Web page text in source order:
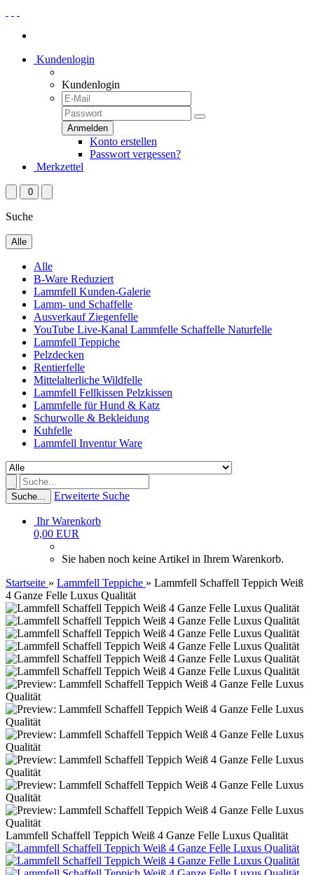
Kundenlogin
Kundenlogin
Konto erstellen
Passwort vergessen?
Merkzettel
0
Suche
Alle
Alle
B-Ware Reduziert
Lammfell Kunden-Galerie
Lamm- und Schaffelle
Ausverkauf Ziegenfelle
YouTube Live-Kanal Lammfelle Schaffelle Naturfelle
Lammfell Teppiche
Pelzdecken
Rentierfelle
Mittelalterliche Wildfelle
Lammfell Fellkissen Pelzkissen
Lammfelle für Hund & Katz
Schurwolle & Bekleidung
Kuhfelle
Lammfell Inventur Ware
Suche... Erweiterte Suche
Ihr Warenkorb
0,00 EUR
Sie haben noch keine Artikel in Ihrem Warenkorb.
Startseite » Lammfell Teppiche » Lammfell Schaffell Teppich Weiß
4 Ganze Felle Luxus Qualität
Lammfell Schaffell Teppich Weiß 4 Ganze Felle Luxus Qualität